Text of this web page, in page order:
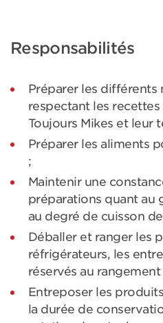
Responsabilités
Préparer les différents
respectant les recettes
Toujours Mikes et leur
Préparer les aliments
;
Maintenir une
préparations quant au
au degré de cuisson
Déballer et ranger les
réfrigérateurs, les
réservés au rangement
Entreposer les
la durée de